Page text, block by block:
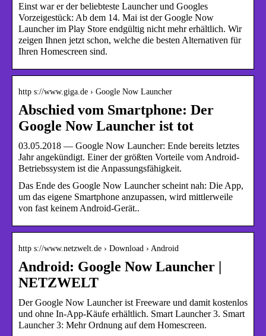
Einst war er der beliebteste Launcher und Googles
Vorzeigestück: Ab dem 14. Mai ist der Google Now
Launcher im Play Store endgültig nicht mehr erhältlich. Wir
zeigen Ihnen jetzt schon, welche die besten Alternativen für
Ihren Homescreen sind.
http s://www.giga.de › Google Now Launcher
Abschied vom Smartphone: Der
Google Now Launcher ist tot
03.05.2018 — Google Now Launcher: Ende bereits letztes
Jahr angekündigt. Einer der größten Vorteile vom Android-
Betriebssystem ist die Anpassungsfähigkeit.
Das Ende des Google Now Launcher scheint nah: Die App,
um das eigene Smartphone anzupassen, wird mittlerweile
von fast keinem Android-Gerät..
http s://www.netzwelt.de › Download › Android
Android: Google Now Launcher |
NETZWELT
Der Google Now Launcher ist Freeware und damit kostenlos
und ohne In-App-Käufe erhältlich. Smart Launcher 3. Smart
Launcher 3: Mehr Ordnung auf dem Homescreen.